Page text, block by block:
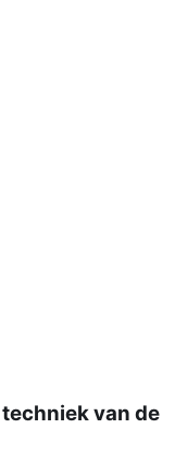
van de